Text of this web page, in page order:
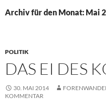
Archiv für den Monat: Mai
POLITIK
DAS EI DES
30. MAI 2014
KOMMENTAR